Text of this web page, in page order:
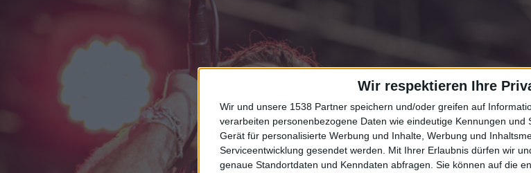
Wir respektieren Ihre
Wir und unsere 1538 Partner speichern und/oder greifen auf
verarbeiten personenbezogene Daten wie eindeutige Kennungen und
Gerät für personalisierte Werbung und Inhalte, Werbung und
Serviceentwicklung gesendet werden. Mit Ihrer Erlaubnis dürfen wir
genaue Standortdaten und Kenndaten abfragen. Sie können auf die